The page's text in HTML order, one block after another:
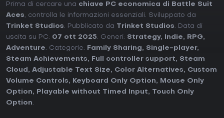
Prima di cercare una chiave PC economica di Battle Suit
Aces, controlla le informazioni essenziali. Sviluppato da
Trinket Studios. Pubblicato da Trinket Studios. Data di
uscita su PC: 07 ott 2025. Generi: Strategy, Indie, RPG,
Adventure. Categorie: Family Sharing, Single-player,
Steam Achievements, Full controller support, Steam
Cloud , Adjustable Text Size, Color Alternatives, Custom
Volume Controls, Keyboard Only Option,
Mouse Only
Option, Playable without Timed Input, Touch Only
Option.